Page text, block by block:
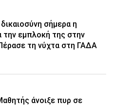
σήμερα η
την εμπλοκή της στην
τη νύχτα στη ΓΑΔΑ
άνοιξε πυρ σε